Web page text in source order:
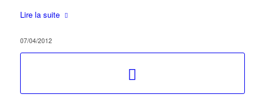
Lire la suite
07/04/2012